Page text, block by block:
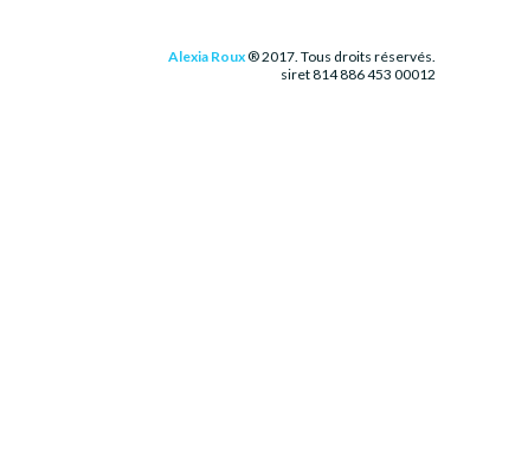
Alexia Roux® 2017. Tous droits réservés.
siret 814 886 453 00012